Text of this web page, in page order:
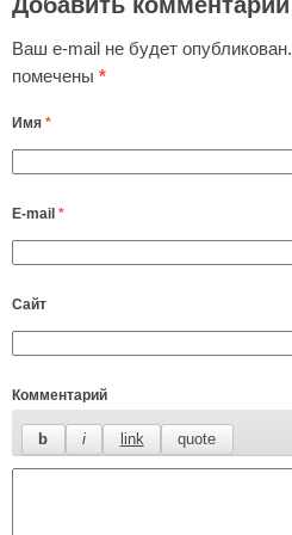
Ваш e-mail не будет опубликован.
помечены *
Имя *
E-mail *
Сайт
Комментарий